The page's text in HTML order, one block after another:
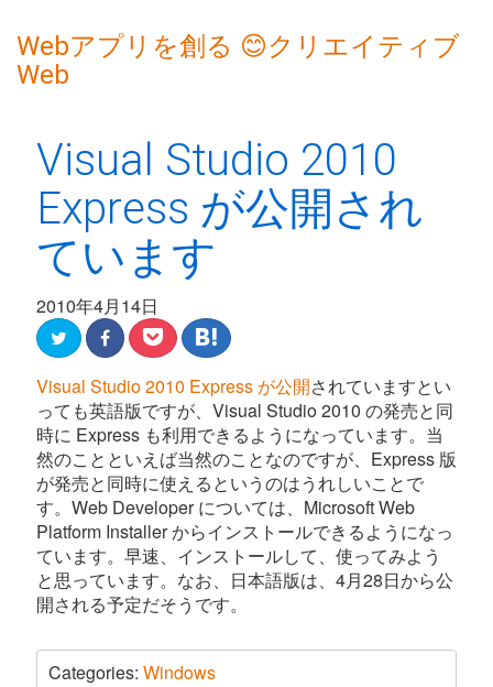
Webアプリを創る 😊クリエイティブ
Web
Visual Studio 2010
Express が公開され
ています
2010年4月14日
Visual Studio 2010 Express が公開されていますとい
っても英語版ですが、Visual Studio 2010 の発売と同
時に Express も利用できるようになっています。当
然のことといえば当然のことなのですが、Express 版
が発売と同時に使えるというのはうれしいことで
す。Web Developer については、Microsoft Web
Platform Installer からインストールできるようになっ
ています。早速、インストールして、使ってみよう
と思っています。なお、日本語版は、4月28日から公
開される予定だそうです。
Categories: Windows